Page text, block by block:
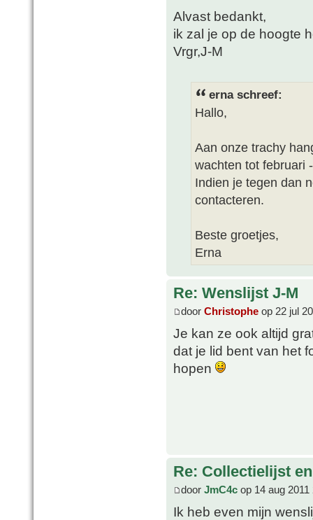
Alvast bedankt,
ik zal je op de hoogte
Vrgr,J-M
erna schreef:
Hallo,
Aan onze trachy
wachten tot februari
Indien je tegen dan
contacteren.
Beste groetjes,
Erna
Re: Wenslijst J-M
door Christophe op 22 jul
Je kan ze ook altijd
dat je lid bent van het
hopen
Re: Collectielijst
door JmC4c op 14 aug 2011
Ik heb even mijn